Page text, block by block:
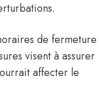
de fermeture
visent à assurer
affecter le